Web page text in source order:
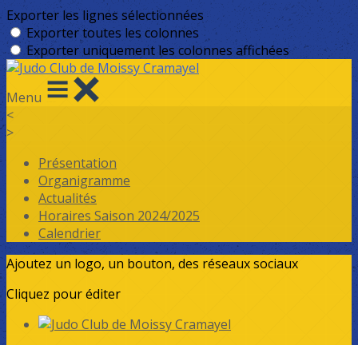
Exporter les lignes sélectionnées
Exporter toutes les colonnes
Exporter uniquement les colonnes affichées
Menu
<
>
Présentation
Organigramme
Actualités
Horaires Saison 2024/2025
Calendrier
Ajoutez un logo, un bouton, des réseaux sociaux
Cliquez pour éditer